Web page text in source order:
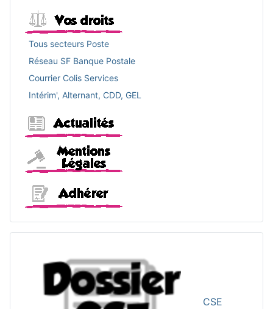
Tous secteurs Poste
Réseau SF Banque Postale
Courrier Colis Services
Intérim', Alternant, CDD, GEL
CSE